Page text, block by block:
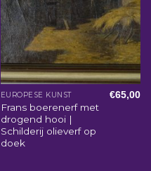
EUROPESE KUNST
Frans boerenerf met
drogend hooi |
Schilderij olieverf op
doek
€65,00